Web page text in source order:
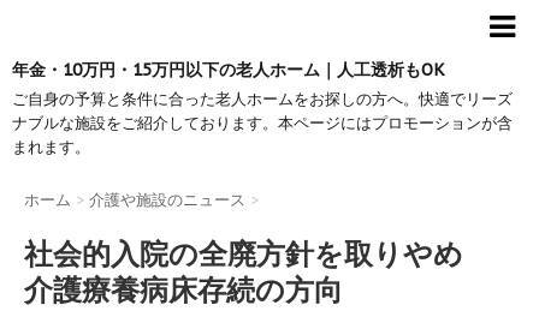
年金・10万円・15万円以下の老人ホーム｜人工透析もOK
ご自身の予算と条件に合った老人ホームをお探しの方へ。快適でリーズ
ナブルな施設をご紹介しております。本ページにはプロモーションが含
まれます。
ホーム > 介護や施設のニュース >
社会的入院の全廃方針を取りやめ
介護療養病床存続の方向